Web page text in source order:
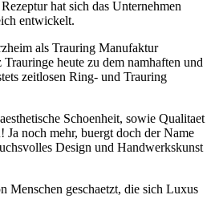
hat sich das Unternehmen
entwickelt.
als Trauring Manufaktur
heute zu dem namhaften und
zeitlosen Ring- und Trauring
Schoenheit, sowie Qualitaet
Ja noch mehr, buergt doch der Name
Design und Handwerkskunst
Menschen geschaetzt, die sich Luxus